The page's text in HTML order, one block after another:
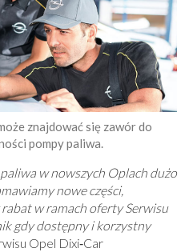
znajdować się zawór do
pompy paliwa.
w nowszych Oplach dużo
nowe części,
w ramach oferty Serwisu
gdy dostępny i korzystny
Opel Dixi‑Car